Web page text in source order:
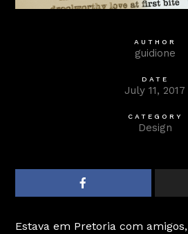
AUTHOR
guidione
DATE
July 11, 2017
CATEGORY
Design
Estava em Pretoria com